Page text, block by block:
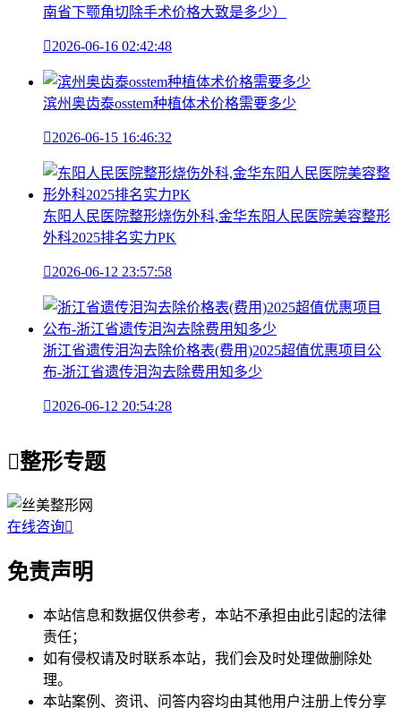
南省下颚角切除手术价格大致是多少）
2026-06-16 02:42:48
滨州奥齿泰osstem种植体术价格需要多少
2026-06-15 16:46:32
东阳人民医院整形烧伤外科,金华东阳人民医院美容整形
外科2025排名实力PK
2026-06-12 23:57:58
浙江省遗传泪沟去除价格表(费用)2025超值优惠项目公
布-浙江省遗传泪沟去除费用知多少
2026-06-12 20:54:28
整形专题
在线咨询
免责声明
本站信息和数据仅供参考，本站不承担由此引起的法律
责任；
如有侵权请及时联系本站，我们会及时处理做删除处
理。
本站案例、资讯、问答内容均由其他用户注册上传分享